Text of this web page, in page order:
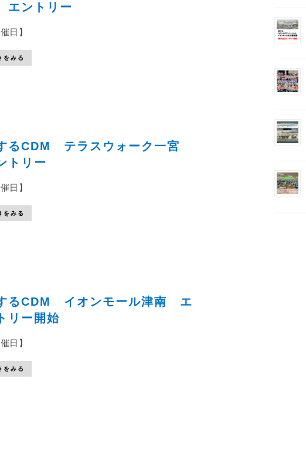
ントリー
日】
をみる
るCDM テラスウォーク一宮
トリー
日】
をみる
るCDM イオンモール津南 エ
リー開始
日】
をみる